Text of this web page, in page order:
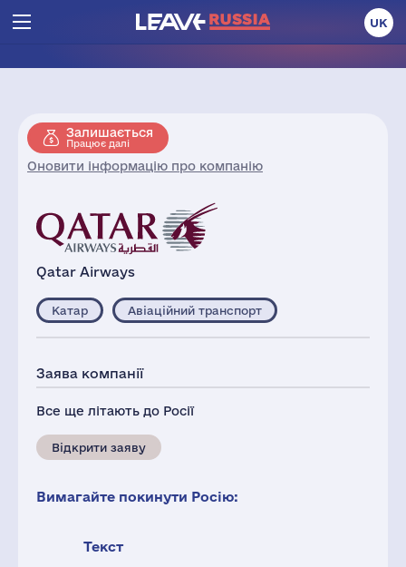
UK
Залишається
Працює далі
Оновити інформацію про компанію
Qatar Airways
Катар Авіаційний транспорт
Заява компанії
Все ще літають до Росії
Відкрити заяву
Вимагайте покинути Росію:
Текст